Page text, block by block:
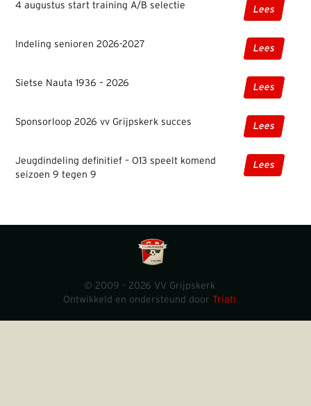
4 augustus start training A/B selectie Lees
Indeling senioren 2026-2027 Lees
Sietse Nauta 1936 – 2026 Lees
Sponsorloop 2026 vv Grijpskerk succes Lees
Jeugdindeling definitief – O13 speelt komend
seizoen 9 tegen 9
Lees
© 2009 - 2026 VV Grijpskerk
Ontwikkeld en ondersteund door Triati